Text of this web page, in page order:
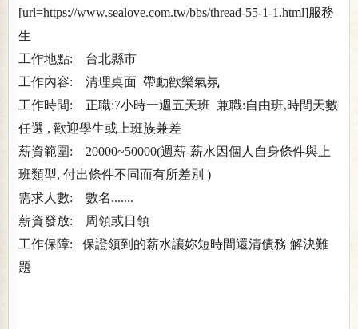
[url=https://www.sealove.com.tw/bbs/thread-55-1-1.html]服務
生
工作地點: 台北縣市
工作內容: 清理桌面 帶動歡樂氣氛
工作時間: 正職:7小時一週五天班 兼職:自由班,時間天數
任選 , 歡迎學生或上班族兼差
薪資範圍: 20000~50000(週薪-薪水因個人自身條件與上
班類型, 付出條件不同而有所差別 )
需求人數: 數名.......
薪資發放: 周領或日領
工作保障: 保證領到的薪水讓妳短時間還清債務 解決難
題